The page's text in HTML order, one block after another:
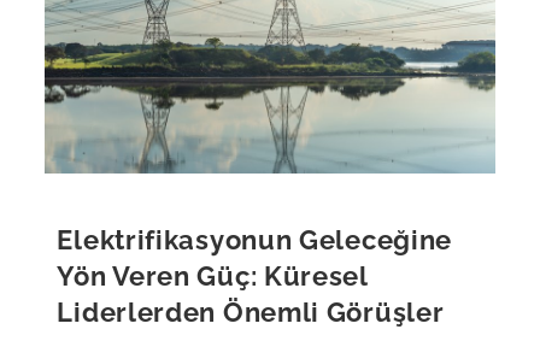
Elektrifikasyonun Geleceğine
Yön Veren Güç: Küresel
Liderlerden Önemli Görüşler